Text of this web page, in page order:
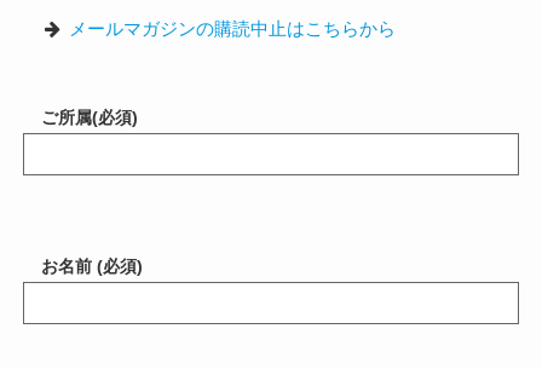
メールマガジンの購読中止はこちらから
ご所属(必須)
お名前 (必須)